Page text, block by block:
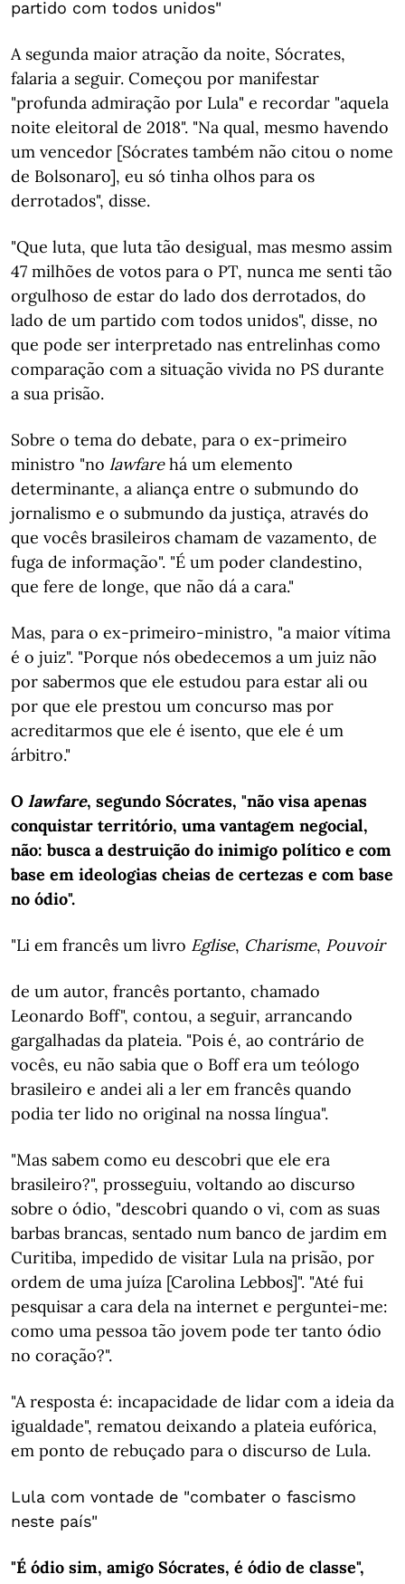
partido com todos unidos"
A segunda maior atração da noite, Sócrates,
falaria a seguir. Começou por manifestar
"profunda admiração por Lula" e recordar "aquela
noite eleitoral de 2018". "Na qual, mesmo havendo
um vencedor [Sócrates também não citou o nome
de Bolsonaro], eu só tinha olhos para os
derrotados", disse.
"Que luta, que luta tão desigual, mas mesmo assim
47 milhões de votos para o PT, nunca me senti tão
orgulhoso de estar do lado dos derrotados, do
lado de um partido com todos unidos", disse, no
que pode ser interpretado nas entrelinhas como
comparação com a situação vivida no PS durante
a sua prisão.
Sobre o tema do debate, para o ex-primeiro
ministro "no lawfarehá um elemento
determinante, a aliança entre o submundo do
jornalismo e o submundo da justiça, através do
que vocês brasileiros chamam de vazamento, de
fuga de informação". "É um poder clandestino,
que fere de longe, que não dá a cara."
Mas, para o ex-primeiro-ministro, "a maior vítima
é o juiz". "Porque nós obedecemos a um juiz não
por sabermos que ele estudou para estar ali ou
por que ele prestou um concurso mas por
acreditarmos que ele é isento, que ele é um
árbitro."
O lawfare, segundo Sócrates, "não visa apenas
conquistar território, uma vantagem negocial,
não: busca a destruição do inimigo político e com
base em ideologias cheias de certezas e com base
no ódio".
"Li em francês um livro Eglise, Charisme, Pouvoir
de um autor, francês portanto, chamado
Leonardo Boff", contou, a seguir, arrancando
gargalhadas da plateia. "Pois é, ao contrário de
vocês, eu não sabia que o Boff era um teólogo
brasileiro e andei ali a ler em francês quando
podia ter lido no original na nossa língua".
"Mas sabem como eu descobri que ele era
brasileiro?", prosseguiu, voltando ao discurso
sobre o ódio, "descobri quando o vi, com as suas
barbas brancas, sentado num banco de jardim em
Curitiba, impedido de visitar Lula na prisão, por
ordem de uma juíza [Carolina Lebbos]". "Até fui
pesquisar a cara dela na internet e perguntei-me:
como uma pessoa tão jovem pode ter tanto ódio
no coração?".
"A resposta é: incapacidade de lidar com a ideia da
igualdade", rematou deixando a plateia eufórica,
em ponto de rebuçado para o discurso de Lula.
Lula com vontade de "combater o fascismo
neste país"
"É ódio sim, amigo Sócrates, é ódio de classe",